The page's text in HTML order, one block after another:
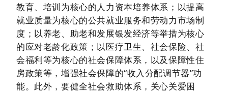
教育、培训为核心的人力资本培养体系；以提高
就业质量为核心的公共就业服务和劳动力市场制
度；以养老、助老和发展银发经济等举措为核心
的应对老龄化政策；以医疗卫生、社会保险、社
会福利等为核心的社会保障体系，以及保障性住
房政策等，增强社会保障的“收入分配调节器”功
能。此外，要健全社会救助体系，关心关爱困